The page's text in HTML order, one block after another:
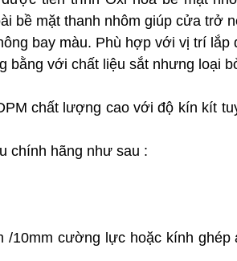
bề mặt thanh nhôm giúp cửa trở
bay màu. Phù hợp với vị trí
bằng với chất liệu sắt nhưng loại
chất lượng cao với độ kín kít
chính hãng như sau :
10mm cường lực hoặc kính